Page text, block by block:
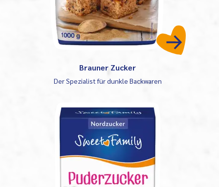
Brauner Zucker
Der Spezialist für dunkle Backwaren